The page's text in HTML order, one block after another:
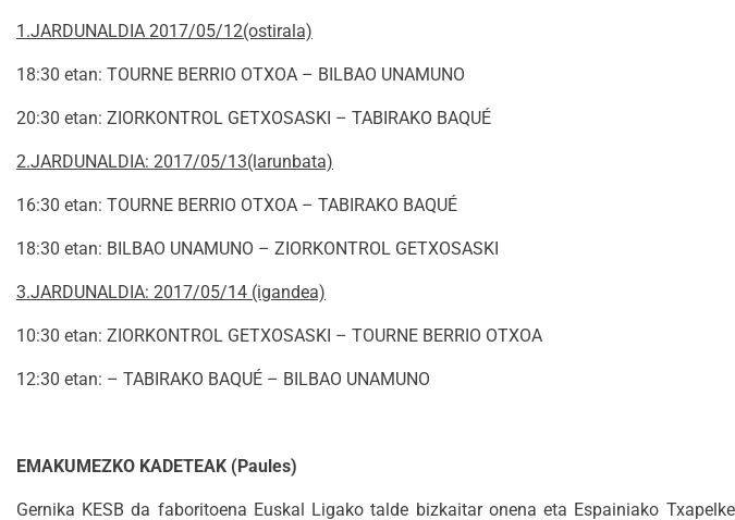
1.JARDUNALDIA 2017/05/12(ostirala)
18:30 etan: TOURNE BERRIO OTXOA – BILBAO UNAMUNO
20:30 etan: ZIORKONTROL GETXOSASKI – TABIRAKO BAQUÉ
2.JARDUNALDIA: 2017/05/13(larunbata)
16:30 etan: TOURNE BERRIO OTXOA – TABIRAKO BAQUÉ
18:30 etan: BILBAO UNAMUNO – ZIORKONTROL GETXOSASKI
3.JARDUNALDIA: 2017/05/14 (igandea)
10:30 etan: ZIORKONTROL GETXOSASKI – TOURNE BERRIO OTXOA
12:30 etan: – TABIRAKO BAQUÉ – BILBAO UNAMUNO
EMAKUMEZKO KADETEAK (Paules)
Gernika KESB da faboritoena Euskal Ligako talde bizkaitar onena eta Espainiako